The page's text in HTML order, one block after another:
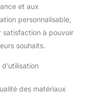
qui
tous les sens
notamment le
De plus, le
étoile
l'éveil de
de soi.
et aux
personnalisable,
satisfaction à pouvoir
souhaits.
des matériaux